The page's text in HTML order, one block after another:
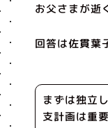
お父さまが逝
回答は佐貫葉
まずは独立
支計画は重